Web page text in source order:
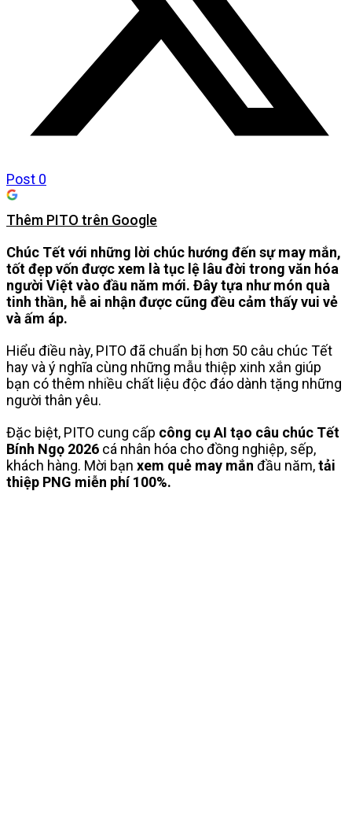
Post 0
Thêm PITO trên Google
Chúc Tết với những lời chúc hướng đến sự may mắn,
tốt đẹp vốn được xem là tục lệ lâu đời trong văn hóa
người Việt vào đầu năm mới. Đây tựa như món quà
tinh thần, hễ ai nhận được cũng đều cảm thấy vui vẻ
và ấm áp.
Hiểu điều này, PITO đã chuẩn bị hơn 50 câu chúc Tết
hay và ý nghĩa cùng những mẫu thiệp xinh xắn giúp
bạn có thêm nhiều chất liệu độc đáo dành tặng những
người thân yêu.
Đặc biệt, PITO cung cấp công cụ AI tạo câu chúc Tết
Bính Ngọ 2026 cá nhân hóa cho đồng nghiệp, sếp,
khách hàng. Mời bạn xem quẻ may mắn đầu năm,tải
thiệp PNG miễn phí 100%.